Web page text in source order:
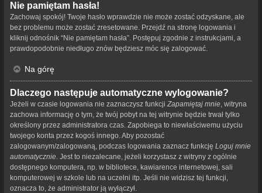
Nie pamiętam hasła!
Zachowaj spokój! Twoje hasło wprawdzie nie może zostać odzyskane, ale
bez problemu może zostać zresetowane. Przejdź na stronę logowania i
kliknij odnośnik “Nie pamiętam hasła”. Postępuj zgodnie z instrukcjami, a
prawdopodobnie niedługo znów będziesz móc się zalogować.
Na górę
Dlaczego następuje automatyczne wylogowanie?
Jeżeli w czasie logowania nie zaznaczysz funkcji Zapamiętaj mnie , witryna
zachowa informację o tym, że twój pobyt na tej witrynie będzie trwał tylko
określony przez administratora czas. Zapobiega to niewłaściwemu użyciu
twojego konta przez kogoś innego. Aby pozostać
zalogowanym/zalogowaną, podczas logowania zaznacz funkcję Loguj mnie
automatycznie . Jest to niezalecane, jeżeli korzystasz z witryny z ogólnie
dostępnego komputera, np. w bibliotece, kawiarence internetowej, sali
komputerowej w szkole lub na uczelni itp. Jeśli nie widzisz tej funkcji,
oznacza to, że administrator ją wyłączył.